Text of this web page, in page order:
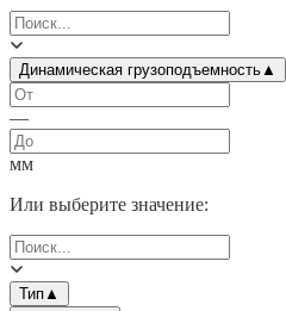
Динамическая грузоподъемность▲
—
мм
Или выберите значение:
Тип▲